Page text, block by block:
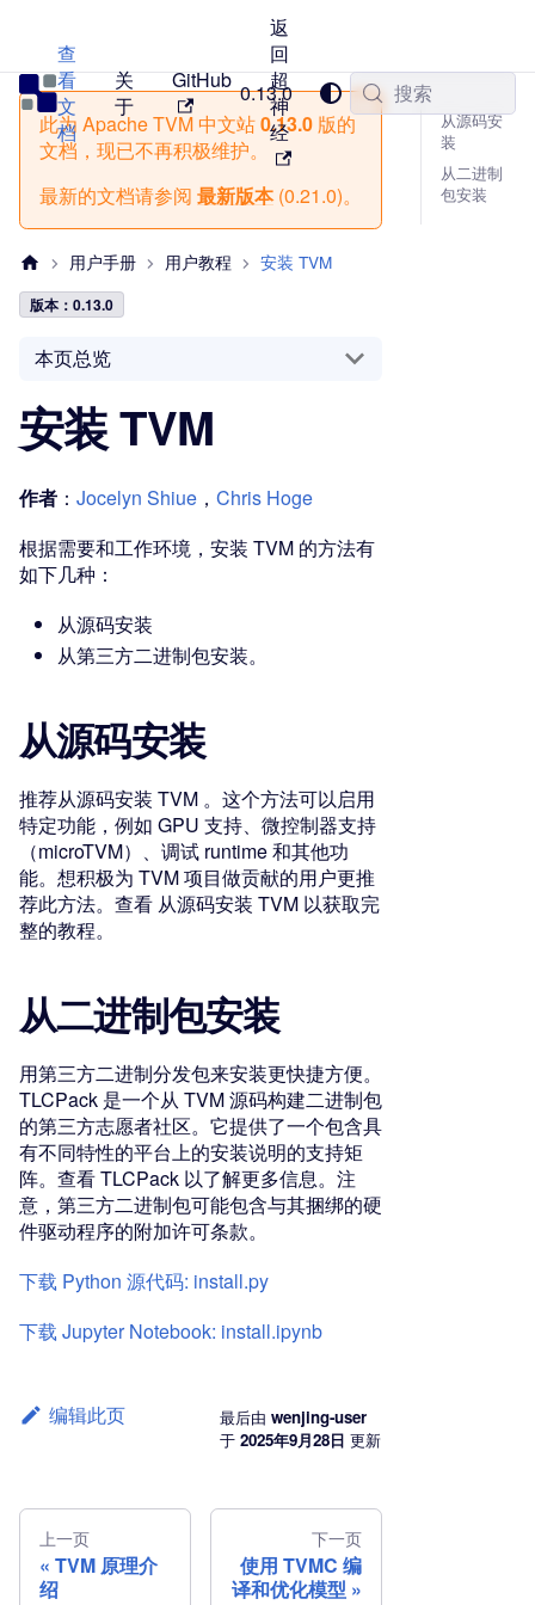
TVM 中文站
查
看
文
档
关
于
GitHub
返
回
超
神
经
0.13.0
搜索
此为 Apache TVM 中文站0.13.0 版的
文档，现已不再积极维护。
最新的文档请参阅 最新版本(0.21.0)。
用户手册 用户教程 安装 TVM
版本：0.13.0
本页总览
安装 TVM
作者 ： Jocelyn Shiue ， Chris Hoge
根据需要和工作环境，安装 TVM 的方法有
如下几种：
从源码安装
从第三方二进制包安装。
从源码安装
推荐从源码安装 TVM 。这个方法可以启用
特定功能，例如 GPU 支持、微控制器支持
（microTVM）、调试 runtime 和其他功
能。想积极为 TVM 项目做贡献的用户更推
荐此方法。查看 从源码安装 TVM 以获取完
整的教程。
从二进制包安装
用第三方二进制分发包来安装更快捷方便。
TLCPack 是一个从 TVM 源码构建二进制包
的第三方志愿者社区。它提供了一个包含具
有不同特性的平台上的安装说明的支持矩
阵。查看 TLCPack 以了解更多信息。注
意，第三方二进制包可能包含与其捆绑的硬
件驱动程序的附加许可条款。
下载 Python 源代码: install.py
下载 Jupyter Notebook: install.ipynb
编辑此页 最后由 wenjing-user
于 2025年9月28日 更新
上一页
TVM 原理介
绍
下一页
使用 TVMC 编
译和优化模型
从源码安
装
从二进制
包安装